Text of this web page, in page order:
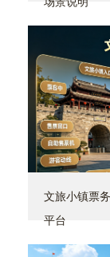
文旅小镇票
平台